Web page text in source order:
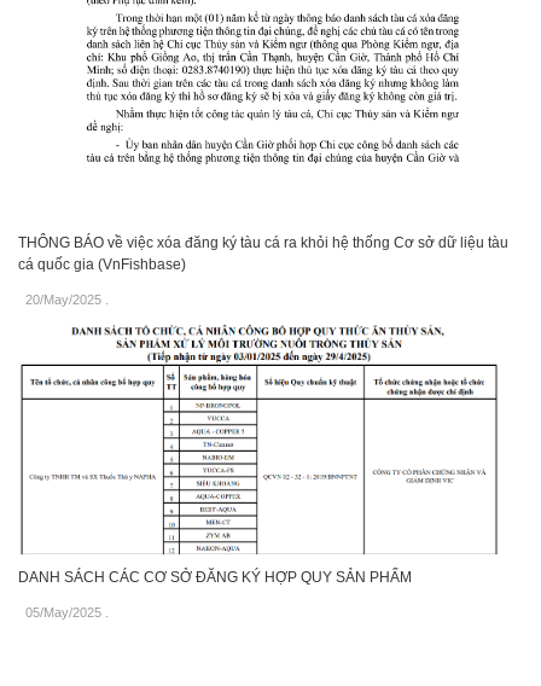
THÔNG BÁO về việc xóa đăng ký tàu cá ra khỏi hệ thống Cơ sở dữ liệu tàu
cá quốc gia (VnFishbase)
20/May/2025
DANH SÁCH CÁC CƠ SỞ ĐĂNG KÝ HỢP QUY SẢN PHẨM
05/May/2025